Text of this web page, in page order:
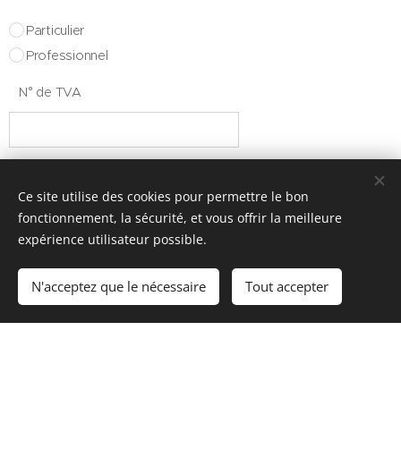
Particulier
Professionnel
N° de TVA
livraison n'est pas la même que votre adresse de
facturation)
Ce site utilise des cookies pour permettre le bon
fonctionnement, la sécurité, et vous offrir la meilleure
expérience utilisateur possible.
N'acceptez que le nécessaire Tout accepter